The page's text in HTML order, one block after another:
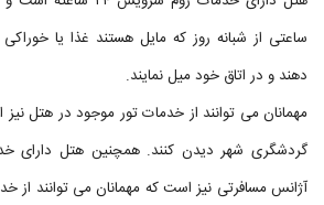
ساعتی از شبانه روز که مایل هستند غذا یا
دهند و در اتاق خود میل نمایند.
مهمانان می توانند از خدمات تور موجود در هتل نیز
گردشگری شهر دیدن کنند. همچنین هتل دارای
آژانس مسافرتی نیز است که مهمانان می توانند از